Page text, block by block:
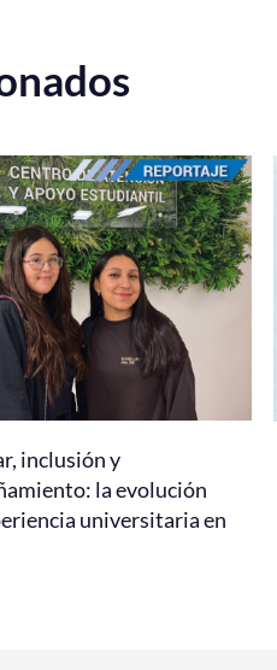
inclusión y
la evolución
universitaria en